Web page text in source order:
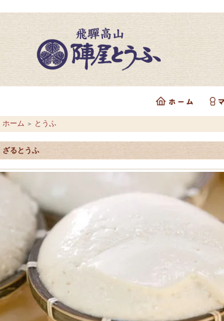
ホーム ＞ とうふ
ざるとうふ